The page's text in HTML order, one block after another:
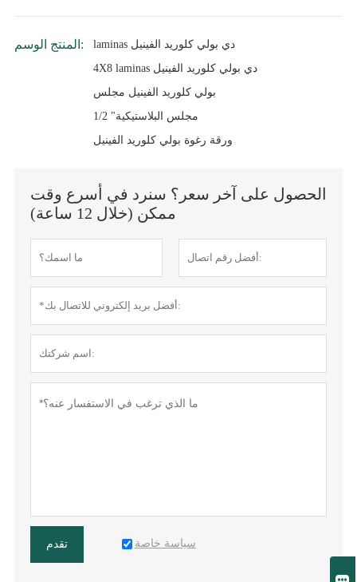
المنتج الوسم:
laminas دي بولي كلوريد الفينيل
4X8 laminas دي بولي كلوريد الفينيل
بولي كلوريد الفينيل مجلس
1/2 "مجلس البلاستيكية
ورقة رغوة بولي كلوريد الفينيل
الحصول على آخر سعر؟ سنرد في أسرع وقت
ممكن (خلال 12 ساعة)
تقدم سياسة خاصة